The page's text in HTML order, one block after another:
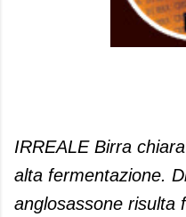
IRREALE Birra
alta fermentazione.
anglosassone risulta